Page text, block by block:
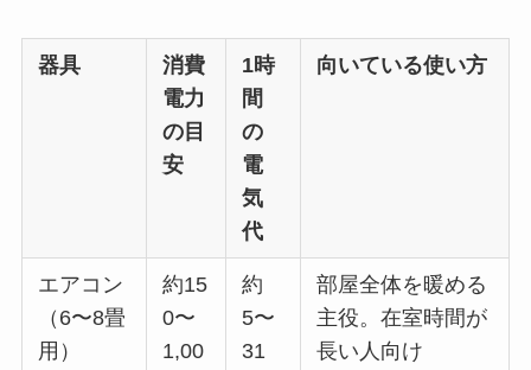
器具
消費
電力
の目
安
1時
間
の
電
気
代
向いている使い方
エアコン
（6〜8畳
用）
約15
0〜
1,00
約
5〜
31
部屋全体を暖める
主役。在室時間が
長い人向け